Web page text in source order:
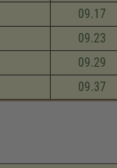
09.17
09.23
09.29
09.37